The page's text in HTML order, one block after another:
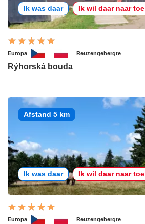
Ik was daar Ik wil daar naar toe
Europa Reuzengebergte
Rýhorská bouda
Afstand 5 km
Ik was daar Ik wil daar naar toe
Europa Reuzengebergte